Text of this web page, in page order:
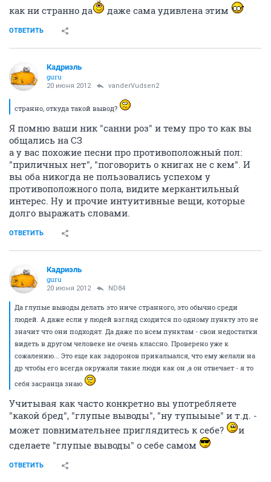
как ни странно да даже сама удивлена этим
ОТВЕТИТЬ
Кадриэль
guru
20 июня 2012 vanderVudsen2
странно, откуда такой вывод?
Я помню ваши ник "санни роз" и тему про то как вы
общались на СЗ
а у вас похожие песни про противоположный пол:
"приличных нет", "поговорить о книгах не с кем". И
вы оба никогда не пользовались успехом у
противоположного пола, видите меркантильный
интерес. Ну и прочие интуитивные вещи, которые
долго выражать словами.
ОТВЕТИТЬ
Кадриэль
guru
20 июня 2012 ND84
Да глупые выводы делать это ниче странного, это обычно среди
людей. А даже если у людей взгляд сходится по одному пункту это не
значит что они подходят. Да даже по всем пунктам - свои недостатки
видеть в другом человеке не очень классно. Проверено уже к
сожалению... Это еще как задоронов прикалыался, что ему желали на
др чтобы его всегда окружали такие люди как он ,а он отвечает - я то
себя засранца знаю
Учитывая как часто конкретно вы употребляете
"какой бред", "глупые выводы", "ну тупыыые" и т.д. -
может повнимательнее приглядитесь к себе?
и
сделаете "глупые выводы" о себе самом
ОТВЕТИТЬ